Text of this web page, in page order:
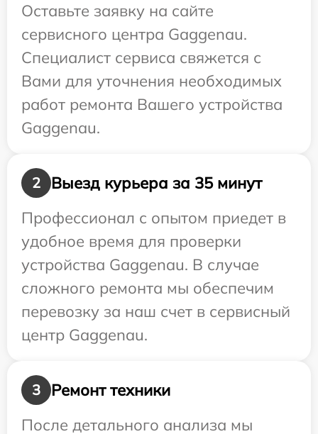
Оставьте заявку на сайте
сервисного центра Gaggenau.
Специалист сервиса свяжется с
Вами для уточнения необходимых
работ ремонта Вашего устройства
Gaggenau.
2
Выезд курьера за 35 минут
Профессионал с опытом приедет в
удобное время для проверки
устройства Gaggenau. В случае
сложного ремонта мы обеспечим
перевозку за наш счет в сервисный
центр Gaggenau.
3
Ремонт техники
После детального анализа мы